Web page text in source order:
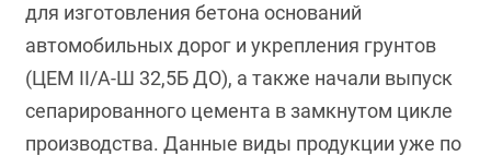
для изготовления бетона оснований
автомобильных дорог и укрепления грунтов
(ЦЕМ II/А-Ш 32,5Б ДО), а также начали выпуск
сепарированного цемента в замкнутом цикле
производства. Данные виды продукции уже по